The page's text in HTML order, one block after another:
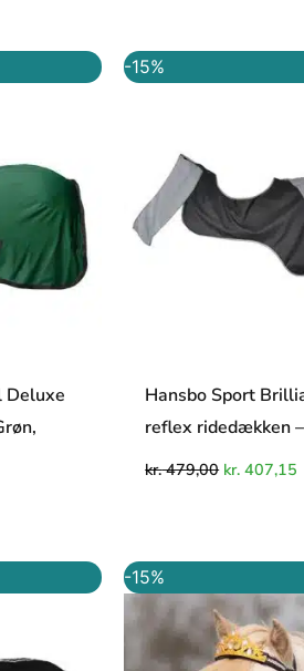
Deluxe
-15%
Hansbo Sport
reflex ridedækken
kr.479,00 kr. 407,15
-15%
oprindelige
pris
var:
kr. 49,00.
pris
er:
kr.